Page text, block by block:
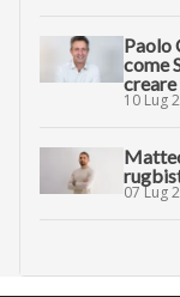
Paolo
come
creare
10 Lug
07 Lug